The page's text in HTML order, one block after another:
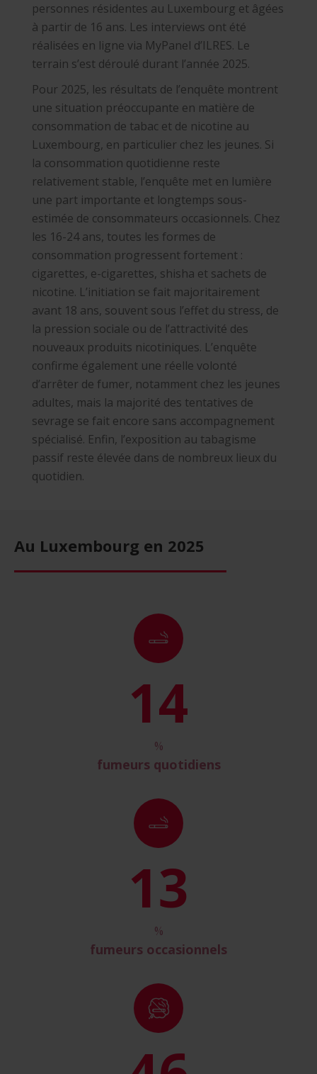
personnes résidentes au Luxembourg et âgées
à partir de 16 ans. Les interviews ont été
réalisées en ligne via MyPanel d’ILRES. Le
terrain s’est déroulé durant l’année 2025.
Pour 2025, les résultats de l’enquête montrent
une situation préoccupante en matière de
consommation de tabac et de nicotine au
Luxembourg, en particulier chez les jeunes. Si
la consommation quotidienne reste
relativement stable, l’enquête met en lumière
une part importante et longtemps sous-
estimée de consommateurs occasionnels. Chez
les 16-24 ans, toutes les formes de
consommation progressent fortement :
cigarettes, e-cigarettes, shisha et sachets de
nicotine. L’initiation se fait majoritairement
avant 18 ans, souvent sous l’effet du stress, de
la pression sociale ou de l’attractivité des
nouveaux produits nicotiniques. L’enquête
confirme également une réelle volonté
d’arrêter de fumer, notamment chez les jeunes
adultes, mais la majorité des tentatives de
sevrage se fait encore sans accompagnement
spécialisé. Enfin, l’exposition au tabagisme
passif reste élevée dans de nombreux lieux du
quotidien.
Au Luxembourg en 2025
16
%
fumeurs quotidiens
15
%
fumeurs occasionnels